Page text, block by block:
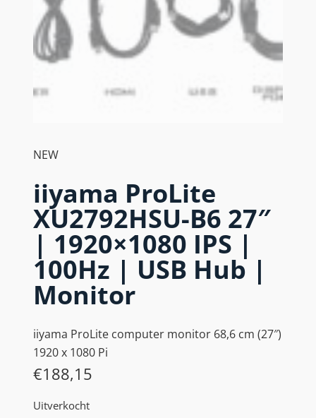
NEW
iiyama ProLite
XU2792HSU-B6 27″
| 1920×1080 IPS |
100Hz | USB Hub |
Monitor
iiyama ProLite computer monitor 68,6 cm (27″)
1920 x 1080 Pi
€188,15
Uitverkocht